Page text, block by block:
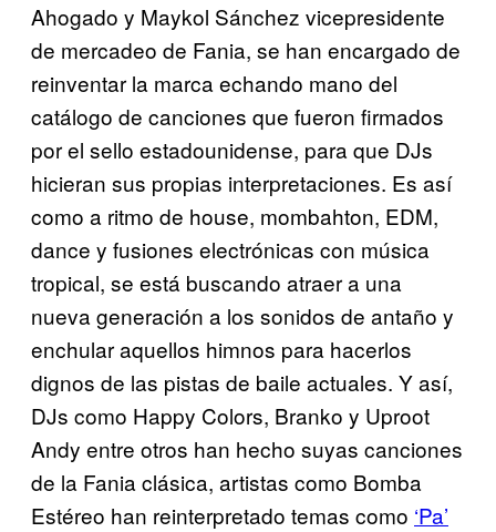
Ahogado y Maykol Sánchez vicepresidente
de mercadeo de Fania, se han encargado de
reinventar la marca echando mano del
catálogo de canciones que fueron firmados
por el sello estadounidense, para que DJs
hicieran sus propias interpretaciones. Es así
como a ritmo de house, mombahton, EDM,
dance y fusiones electrónicas con música
tropical, se está buscando atraer a una
nueva generación a los sonidos de antaño y
enchular aquellos himnos para hacerlos
dignos de las pistas de baile actuales. Y así,
DJs como Happy Colors, Branko y Uproot
Andy entre otros han hecho suyas canciones
de la Fania clásica, artistas como Bomba
Estéreo han reinterpretado temas como ‘Pa’